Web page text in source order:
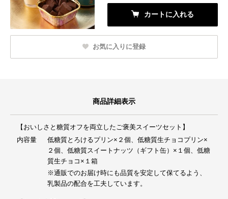
カートに入れる
お気に入りに登録
商品詳細表示
【おいしさと糖質オフを両立したご褒美スイーツセット】
内容量
低糖質とろけるプリン×２個、低糖質生チョコプリン×
２個、低糖質スイートナッツ（ギフト缶）×１個、低糖
質生チョコ×１箱
※通販でのお届け時にも品質を安定して保てるよう、
乳製品の配合を工夫しています。